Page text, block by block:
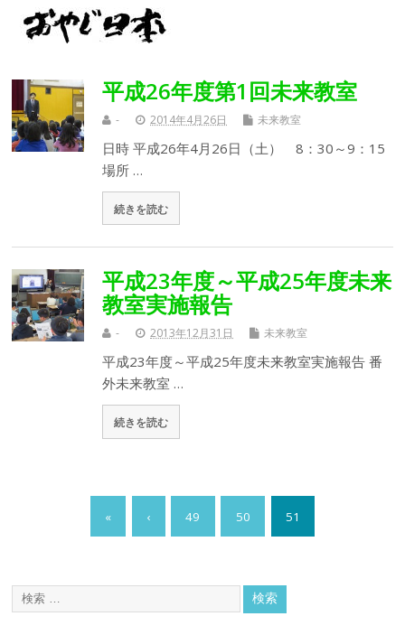
平成26年度第1回未来教室
- 2014年4月26日 未来教室
日時 平成26年4月26日（土） 8：30～9：15
場所 …
続きを読む
平成23年度～平成25年度未来
教室実施報告
- 2013年12月31日 未来教室
平成23年度～平成25年度未来教室実施報告​ 番
外未来教室 …
続きを読む
« ‹ 49 50 51